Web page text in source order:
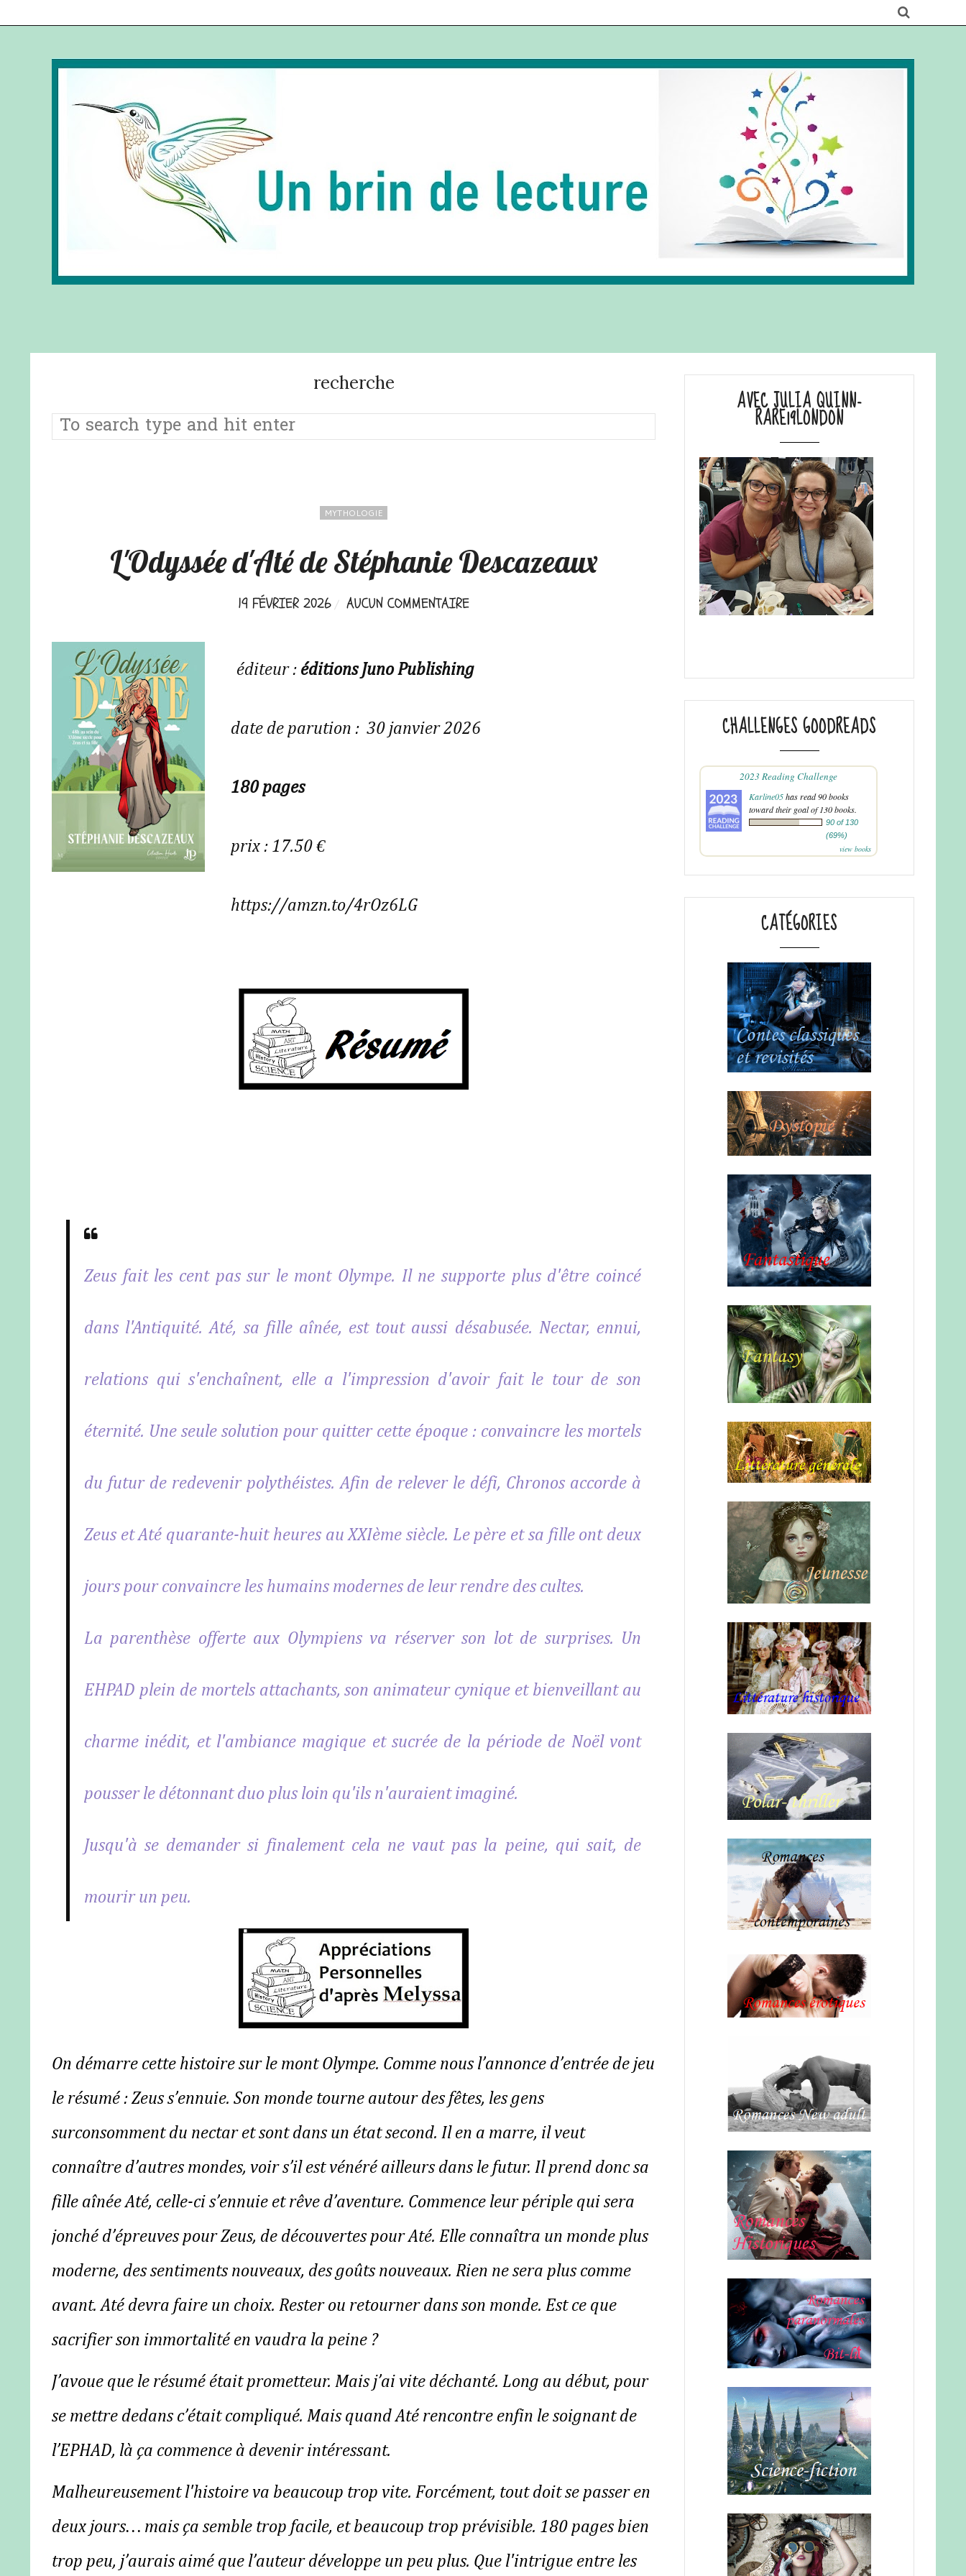
recherche
MYTHOLOGIE
L'Odyssée d'Até de Stéphanie Descazeaux
19 FÉVRIER 2026 AUCUN COMMENTAIRE
éditeur : éditions Juno Publishing
date de parution : 30 janvier 2026
180 pages
prix : 17.50 €
https://amzn.to/4rOz6LG
Zeus fait les cent pas sur le mont Olympe. Il ne supporte plus d'être coincé
dans l'Antiquité. Até, sa fille aînée, est tout aussi désabusée. Nectar, ennui,
relations qui s'enchaînent, elle a l'impression d'avoir fait le tour de son
éternité. Une seule solution pour quitter cette époque : convaincre les mortels
du futur de redevenir polythéistes. Afin de relever le défi, Chronos accorde à
Zeus et Até quarante-huit heures au XXIème siècle. Le père et sa fille ont deux
jours pour convaincre les humains modernes de leur rendre des cultes.
La parenthèse offerte aux Olympiens va réserver son lot de surprises. Un
EHPAD plein de mortels attachants, son animateur cynique et bienveillant au
charme inédit, et l'ambiance magique et sucrée de la période de Noël vont
pousser le détonnant duo plus loin qu'ils n'auraient imaginé.
Jusqu'à se demander si finalement cela ne vaut pas la peine, qui sait, de
mourir un peu.
On démarre cette histoire sur le mont Olympe. Comme nous l’annonce d’entrée de jeu
le résumé : Zeus s’ennuie. Son monde tourne autour des fêtes, les gens
surconsomment du nectar et sont dans un état second. Il en a marre, il veut
connaître d’autres mondes, voir s’il est vénéré ailleurs dans le futur. Il prend donc sa
fille aînée Até, celle-ci s’ennuie et rêve d’aventure. Commence leur périple qui sera
jonché d’épreuves pour Zeus, de découvertes pour Até. Elle connaîtra un monde plus
moderne, des sentiments nouveaux, des goûts nouveaux. Rien ne sera plus comme
avant. Até devra faire un choix. Rester ou retourner dans son monde. Est ce que
sacrifier son immortalité en vaudra la peine ?
J’avoue que le résumé était prometteur. Mais j’ai vite déchanté. Long au début, pour
se mettre dedans c’était compliqué. Mais quand Até rencontre enfin le soignant de
l’EPHAD, là ça commence à devenir intéressant.
Malheureusement l'histoire va beaucoup trop vite. Forcément, tout doit se passer en
deux jours… mais ça semble trop facile, et beaucoup trop prévisible. 180 pages bien
trop peu, j’aurais aimé que l’auteur développe un peu plus. Que l'intrigue entre les
AVEC JULIA QUINN-
RARE19LONDON
CHALLENGES GOODREADS
2023 Reading Challenge
Karline05has read 90 books
toward their goal of 130 books.
90 of 130
(69%)
view books
CATÉGORIES